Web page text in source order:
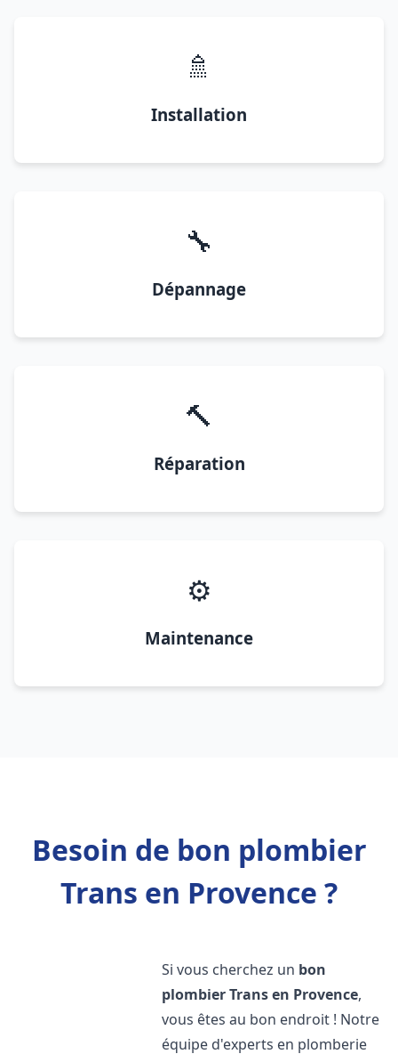
🚿
Installation
🔧
Dépannage
🔨
Réparation
⚙️
Maintenance
Besoin de bon plombier
Trans en Provence ?
Si vous cherchez un bon
plombierTrans en Provence,
vous êtes au bon endroit ! Notre
équipe d'experts en plomberie